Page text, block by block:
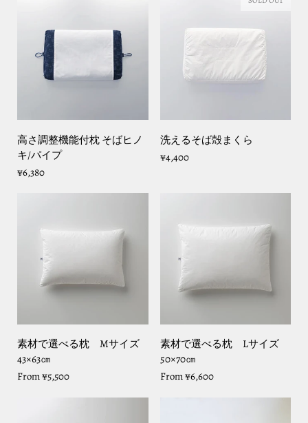
高さ調整機能付枕 そばヒノ
キ/パイプ
¥6,380
洗えるそば殻まくら
¥4,400
素材で選べる枕 Mサイズ
43×63㎝
From¥5,500
素材で選べる枕 Lサイズ
50×70㎝
From¥6,600